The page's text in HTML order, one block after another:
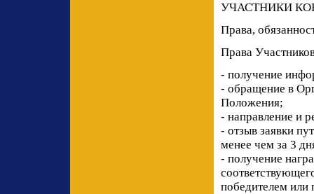
УЧАСТНИКИ
Права,
Права
- получение
- обращение в
Положения;
- направление и
- отзыв заявки
менее чем за 3
- получение
победителем или